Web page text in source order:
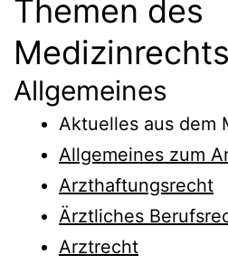
Themen des
Medizinrechts
Allgemeines
Aktuelles aus dem
Allgemeines zum
Arzthaftungsrecht
Ärztliches
Arztrecht